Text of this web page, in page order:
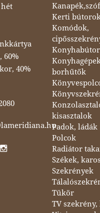
60%
40%
Kerti
Komódok,
borhűtők
kisasztalok
Padok, ládák
Polcok
Radiátor
Székek,
Szekrények
Tükör
TV